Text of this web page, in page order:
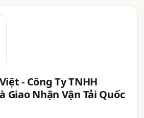
- Công Ty TNHH
Giao Nhận Vận Tải Quốc